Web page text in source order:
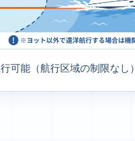
可能（航行区域の制限なし）